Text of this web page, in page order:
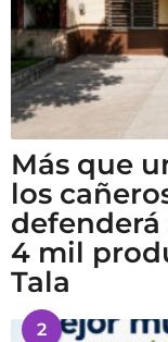
Más que
los
4 mil
Tala
2